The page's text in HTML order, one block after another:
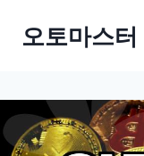
오토마스터